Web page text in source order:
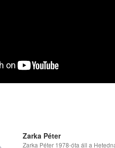
Zarka Péter
Zarka Péter 1978-óta áll a